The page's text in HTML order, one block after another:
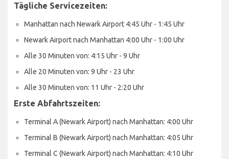
Tägliche Servicezeiten:
Manhattan nach Newark Airport 4:45 Uhr - 1:45 Uhr
Newark Airport nach Manhattan 4:00 Uhr - 1:00 Uhr
Alle 30 Minuten von: 4:15 Uhr - 9 Uhr
Alle 20 Minuten von: 9 Uhr - 23 Uhr
Alle 30 Minuten von: 11 Uhr - 2:20 Uhr
Erste Abfahrtszeiten:
Terminal A (Newark Airport) nach Manhattan: 4:00 Uhr
Terminal B (Newark Airport) nach Manhattan: 4:05 Uhr
Terminal C (Newark Airport) nach Manhattan: 4:10 Uhr